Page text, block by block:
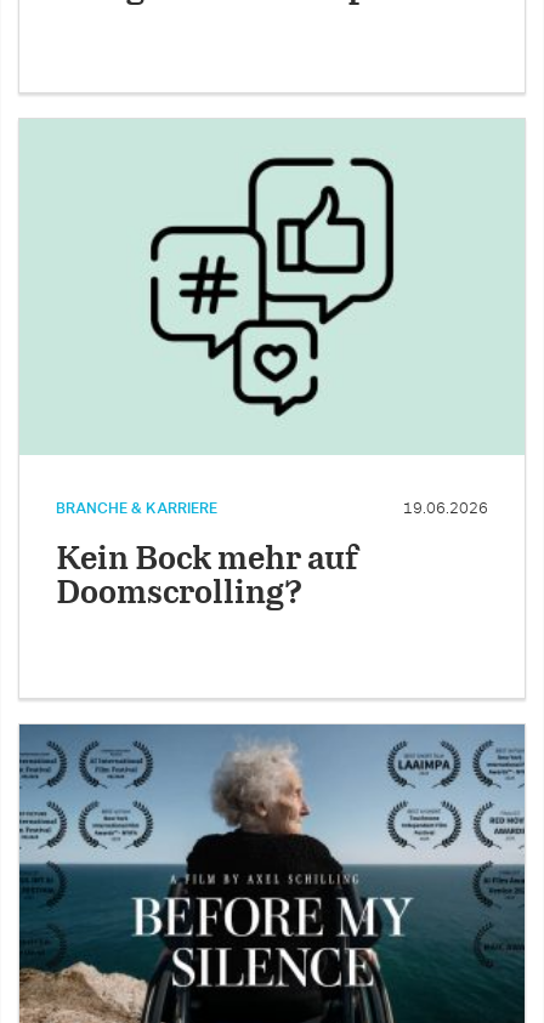
BRANCHE & KARRIERE 19.06.2026
Kein Bock mehr auf
Doomscrolling?